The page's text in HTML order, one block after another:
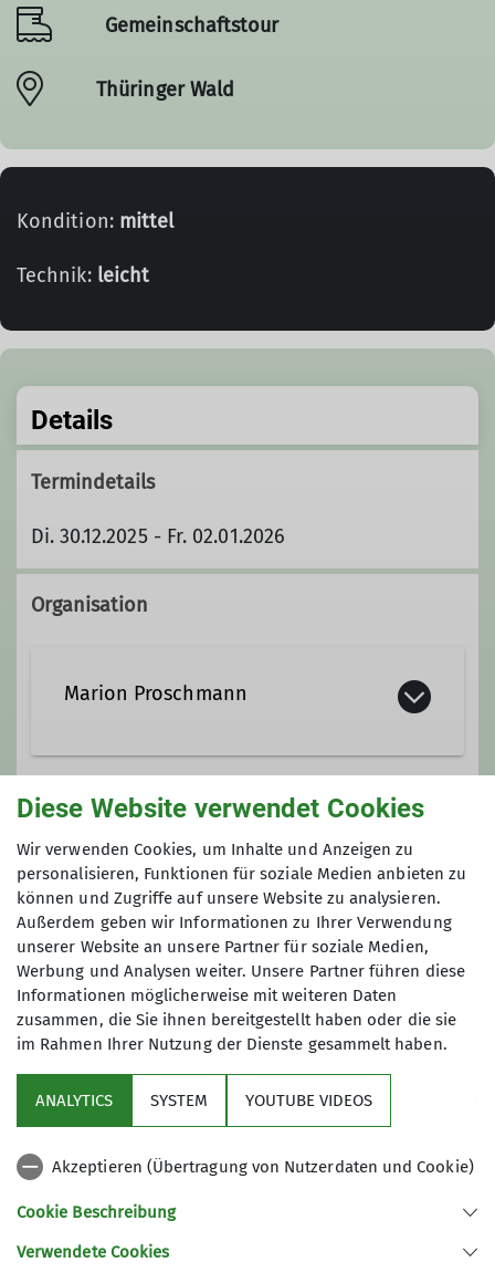
Gemeinschaftstour
Thüringer Wald
Kondition: mittel
Technik: leicht
Details
Termindetails
Di. 30.12.2025 - Fr. 02.01.2026
Organisation
Marion Proschmann
0365 42 10 835
0176 2000 41 57
Ämter
Wanderleiterin
Gruppe
Wandergruppe
Wir wandern in Gera, in der Umgebung
und natürlich auch in den Mittel- und
Hochgebirgen. Unsere Sektion verfügt
über viele aktive Wanderer und über
ein vielfältiges Angebot an
Gemeinschaftswanderungen. Dabei
spielen das Miteinander und die
mittelfernen Umgebung eine wichtige
Rolle. Gemeinsam wollen wir allen
Sektion
Aktuelles
Diese Website verwendet Cookies
Wir verwenden Cookies, um Inhalte und Anzeigen zu
personalisieren, Funktionen für soziale Medien anbieten zu
können und Zugriffe auf unsere Website zu analysieren.
Außerdem geben wir Informationen zu Ihrer Verwendung
unserer Website an unsere Partner für soziale Medien,
Werbung und Analysen weiter. Unsere Partner führen diese
Informationen möglicherweise mit weiteren Daten
zusammen, die Sie ihnen bereitgestellt haben oder die sie
im Rahmen Ihrer Nutzung der Dienste gesammelt haben.
ANALYTICS SYSTEM YOUTUBE VIDEOS
Akzeptieren (Übertragung von Nutzerdaten und Cookie)
Cookie Beschreibung
Verwendete Cookies